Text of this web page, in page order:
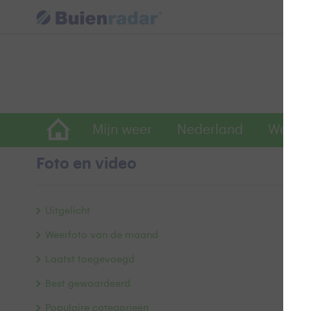
Mijn weer Nederland
Foto en video
Uitgelicht
Weerfoto van de maand
Laatst toegevoegd
Best gewaardeerd
Populaire categorieën